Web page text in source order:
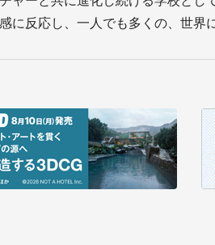
感に反応し、一人でも多くの、世界